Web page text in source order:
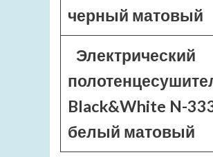
черный матовый
Электрический
Black&White N-
белый матовый